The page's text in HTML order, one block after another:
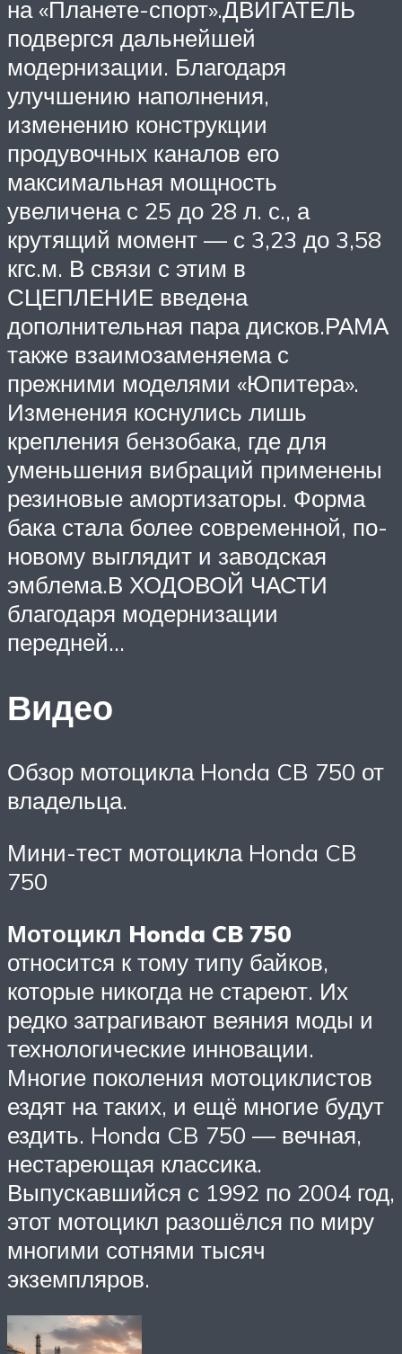
на «Планете-спорт».ДВИГАТЕЛЬ
подвергся дальнейшей
модернизации. Благодаря
улучшению наполнения,
изменению конструкции
продувочных каналов его
максимальная мощность
увеличена с 25 до 28 л. с., а
крутящий момент — с 3,23 до 3,58
кгс.м. В связи с этим в
СЦЕПЛЕНИЕ введена
дополнительная пара дисков.РАМА
также взаимозаменяема с
прежними моделями «Юпитера».
Изменения коснулись лишь
крепления бензобака, где для
уменьшения вибраций применены
резиновые амортизаторы. Форма
бака стала более современной, по-
новому выглядит и заводская
эмблема.В ХОДОВОЙ ЧАСТИ
благодаря модернизации
передней…
Видео
Обзор мотоцикла Honda CB 750 от
владельца.
Мини-тест мотоцикла Honda CB
750
Мотоцикл Honda CB 750
относится к тому типу байков,
которые никогда не стареют. Их
редко затрагивают веяния моды и
технологические инновации.
Многие поколения мотоциклистов
ездят на таких, и ещё многие будут
ездить. Honda CB 750 — вечная,
нестареющая классика.
Выпускавшийся с 1992 по 2004 год,
этот мотоцикл разошёлся по миру
многими сотнями тысяч
экземпляров.